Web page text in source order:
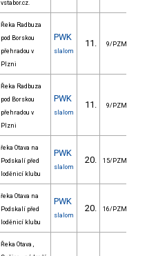
vstabor.cz.
Řeka Radbuza
pod Borskou
přehradou v
Plzni
PWK
slalom
11. 9/PZM
Řeka Radbuza
pod Borskou
přehradou v
Plzni
PWK
slalom
11. 9/PZM
řeka Otava na
Podskalí před
loděnicí klubu
PWK
slalom
20. 15/PZM
řeka Otava na
Podskalí před
loděnicí klubu
PWK
slalom
20. 16/PZM
Řeka Otava ,